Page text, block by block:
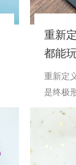
重新
都能
手机
重新定
是终极